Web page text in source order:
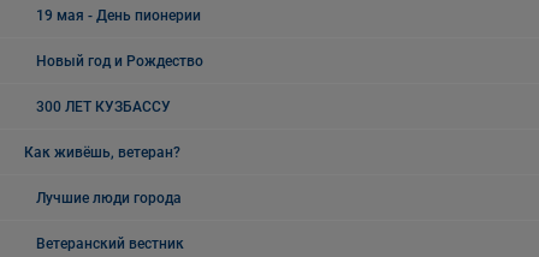
19 мая - День пионерии
Новый год и Рождество
300 ЛЕТ КУЗБАССУ
Как живёшь, ветеран?
Лучшие люди города
Ветеранский вестник